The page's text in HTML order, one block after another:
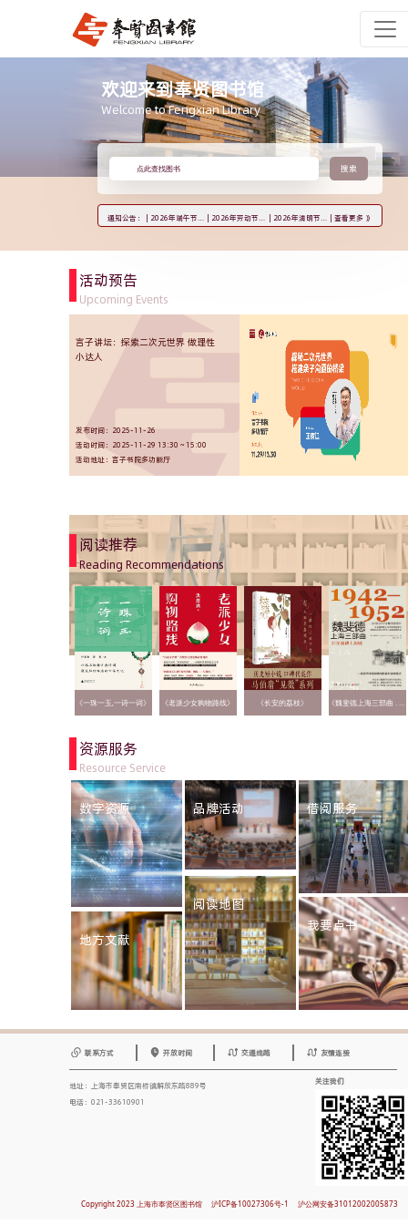
欢迎来到奉贤图书馆
Welcome to Fengxian Library
点此查找图书 搜索
通知公告： | | | | 查看更多 》
活动预告
Upcoming Events
言子讲坛：探索二次元世界 做理性
小达人
发布时间：2025-11-26
活动时间：2025-11-29 13:30 ~ 15:00
活动地址：言子书院多功能厅
“贤书汇”读者沙龙11月活动预告
发布时间：2025-11-05
活动时间：2025-11-01 ~ 2025-11-29
活动地址：奉贤区图书馆一楼环幕厅
“贤书汇”读者沙龙12月活动预告
发布时间：2025-11-05
活动时间：2025-12-06 ~ 2025-11-29
活动地址：奉贤区图书馆一楼环幕厅
言子讲坛：从霸王龙到小麻雀，不
能不说的故事
发布时间：2025-10-14
活动时间：2025-10-18 14:00 ~ 15:30
活动地址：言子书院多功能厅
言子讲坛：从鎏⾦宝函到花钿胭
脂：解密⽂物中的⼤唐盛世
发布时间：2025-09-23
活动时间：2025-09-27 13:30 ~ 15:00
活动地址：言子书院多功能厅
青少年信息素养课程：AI“加
持”共创手抄报
发布时间：2025-08-15
活动时间：2025-08-20 09:30 ~ 09:30
活动地址：奉贤区图书馆一楼环幕厅
阅读推荐
Reading Recommendations
《一珠一玉,一诗一词》 《老派少女购物路线》 《长安的荔枝》
资源服务
Resource Service
数字资源
地方文献
品牌活动
阅读地图
借阅服务
我要点书
联系方式 开放时间 交通线路 友情连接
地址：上海市奉贤区南桥镇解放东路889号
电话：021-33610901
关注我们
Copyright 2023 上海市奉贤区图书馆 沪ICP备10027306号-1 沪公网安备31012002005873